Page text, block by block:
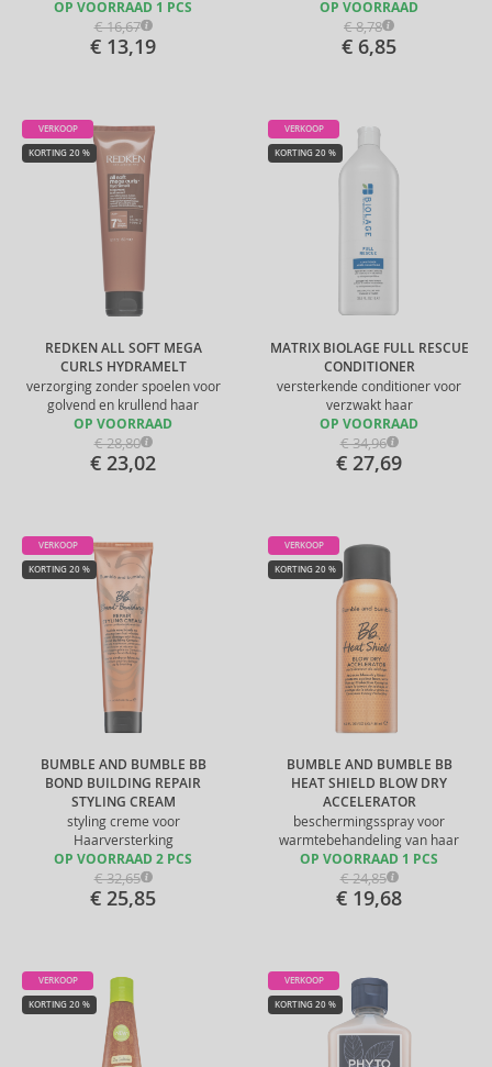
OP VOORRAAD 1 PCS
€ 16,67
€ 13,19
OP VOORRAAD
€ 8,78
€ 6,85
REDKEN ALL SOFT MEGA
CURLS HYDRAMELT
verzorging zonder spoelen voor
golvend en krullend haar
VERKOOP
KORTING 20 %
OP VOORRAAD
€ 28,80
€ 23,02
MATRIX BIOLAGE FULL RESCUE
CONDITIONER
versterkende conditioner voor
verzwakt haar
VERKOOP
KORTING 20 %
OP VOORRAAD
€ 34,96
€ 27,69
BUMBLE AND BUMBLE BB
BOND BUILDING REPAIR
STYLING CREAM
styling creme voor
Haarversterking
VERKOOP
KORTING 20 %
OP VOORRAAD 2 PCS
€ 32,65
€ 25,85
BUMBLE AND BUMBLE BB
HEAT SHIELD BLOW DRY
ACCELERATOR
beschermingsspray voor
warmtebehandeling van haar
VERKOOP
KORTING 20 %
OP VOORRAAD 1 PCS
€ 24,85
€ 19,68
VERKOOP
KORTING 20 %
VERKOOP
KORTING 20 %